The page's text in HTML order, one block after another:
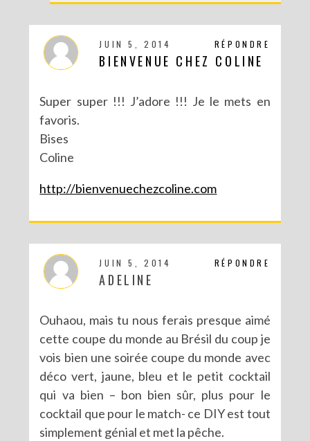
DIY MES CORBEILLES DE BUREAU DENTELLÉES
DIY : TAXIDERMISTE DE PAPIER (TROPHÉES EN ORIGAMI)
RÉPONDRE
JUIN 5, 2014
BIENVENUE CHEZ COLINE
Super super !!! J’adore !!! Je le mets en
favoris.
Bises
Coline
http://bienvenuechezcoline.com
RÉPONDRE
JUIN 5, 2014
ADELINE
Ouhaou, mais tu nous ferais presque aimé
cette coupe du monde au Brésil du coup je
vois bien une soirée coupe du monde avec
déco vert, jaune, bleu et le petit cocktail
qui va bien – bon bien sûr, plus pour le
cocktail que pour le match- ce DIY est tout
simplement génial et met la pêche.